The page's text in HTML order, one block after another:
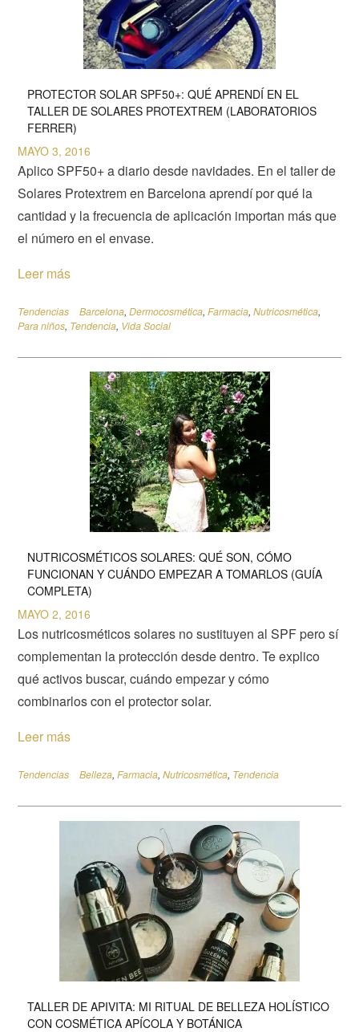
PROTECTOR SOLAR SPF50+: QUÉ APRENDÍ EN EL
TALLER DE SOLARES PROTEXTREM (LABORATORIOS
FERRER)
MAYO 3, 2016
Aplico SPF50+ a diario desde navidades. En el taller de
Solares Protextrem en Barcelona aprendí por qué la
cantidad y la frecuencia de aplicación importan más que
el número en el envase.
Leer más
Tendencias Barcelona, Dermocosmética, Farmacia, Nutricosmética,
Para niños, Tendencia, Vida Social
NUTRICOSMÉTICOS SOLARES: QUÉ SON, CÓMO
FUNCIONAN Y CUÁNDO EMPEZAR A TOMARLOS (GUÍA
COMPLETA)
MAYO 2, 2016
Los nutricosméticos solares no sustituyen al SPF pero sí
complementan la protección desde dentro. Te explico
qué activos buscar, cuándo empezar y cómo
combinarlos con el protector solar.
Leer más
Tendencias Belleza, Farmacia, Nutricosmética, Tendencia
TALLER DE APIVITA: MI RITUAL DE BELLEZA HOLÍSTICO
CON COSMÉTICA APÍCOLA Y BOTÁNICA